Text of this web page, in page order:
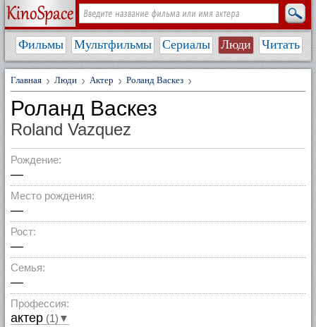
Фильмы Мультфильмы Сериалы Люди Читать
Главная Люди Актер Роланд Васкез
Роланд Васкез
Roland Vazquez
Рождение:
—
Место рождения:
—
Рост:
—
Семья:
—
Профессия:
актер (1)▼